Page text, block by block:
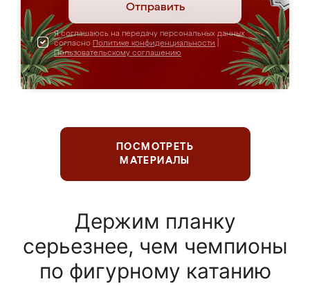
Отправить
Я соглашаюсь на передачу персональных данных
согласно Политике конфиденциальности
Пользовательскому соглашению
ПОСМОТРЕТЬ
МАТЕРИАЛЫ
Держим планку
серьезнее, чем чемпионы
по фигурному катанию